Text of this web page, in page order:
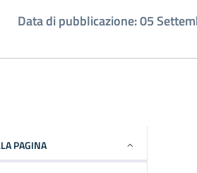
Data di pubblicazione: 05
PAGINA